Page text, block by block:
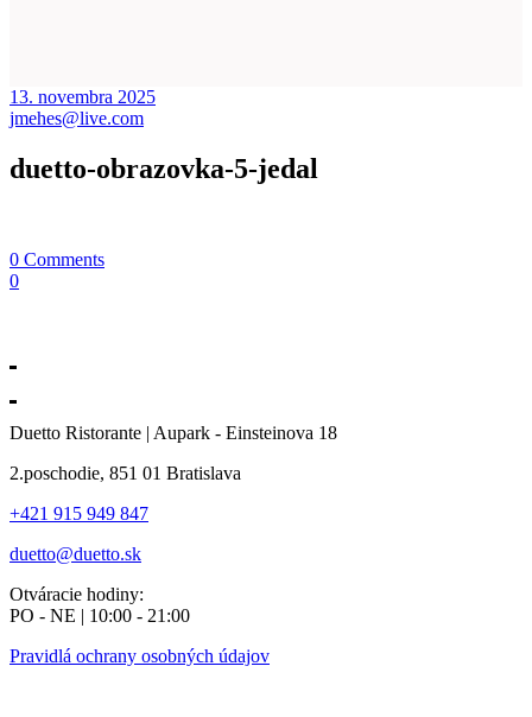
13. novembra 2025
jmehes@live.com
duetto-obrazovka-5-jedal
0 Comments
0
Duetto Ristorante | Aupark - Einsteinova 18
2.poschodie, 851 01 Bratislava
+421 915 949 847
duetto@duetto.sk
Otváracie hodiny:
PO - NE | 10:00 - 21:00
Pravidlá ochrany osobných údajov